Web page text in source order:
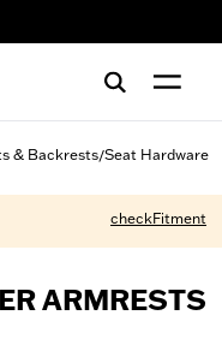
& Backrests/Seat Hardware
checkFitment
ARMRESTS